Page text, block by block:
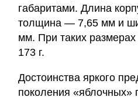
габаритами. Длина
толщина — 7,65 мм и
мм. При таких
173 г.
Достоинства яркого
поколения «яблочных»